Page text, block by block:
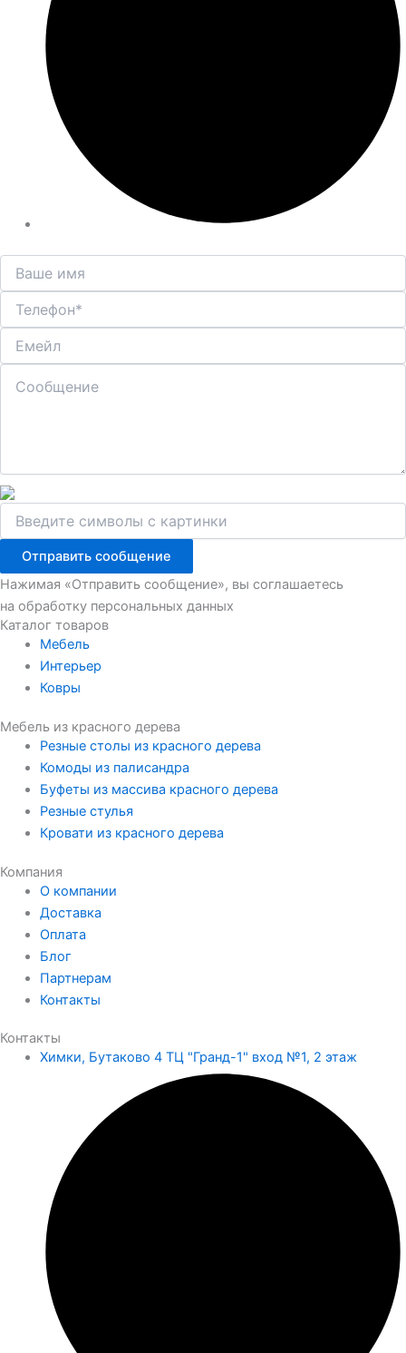
Отправить сообщение
Нажимая «Отправить сообщение», вы соглашаетесь
на обработку персональных данных
Каталог товаров
Мебель
Интерьер
Ковры
Мебель из красного дерева
Резные столы из красного дерева
Комоды из палисандра
Буфеты из массива красного дерева
Резные стулья
Кровати из красного дерева
Компания
О компании
Доставка
Оплата
Блог
Партнерам
Контакты
Контакты
Химки, Бутаково 4 ТЦ "Гранд-1" вход №1, 2 этаж